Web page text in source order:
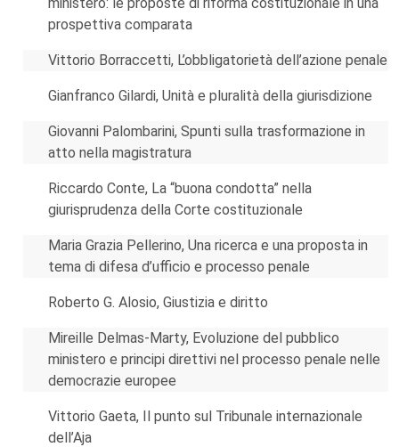
prospettiva comparata
Vittorio Borraccetti, L’obbligatorietà dell’azione penale
Gianfranco Gilardi, Unità e pluralità della giurisdizione
Giovanni Palombarini, Spunti sulla trasformazione in
atto nella magistratura
Riccardo Conte, La “buona condotta” nella
giurisprudenza della Corte costituzionale
Maria Grazia Pellerino, Una ricerca e una proposta in
tema di difesa d’ufficio e processo penale
Roberto G. Alosio, Giustizia e diritto
Mireille Delmas-Marty, Evoluzione del pubblico
ministero e principi direttivi nel processo penale nelle
democrazie europee
Vittorio Gaeta, Il punto sul Tribunale internazionale
dell’Aja